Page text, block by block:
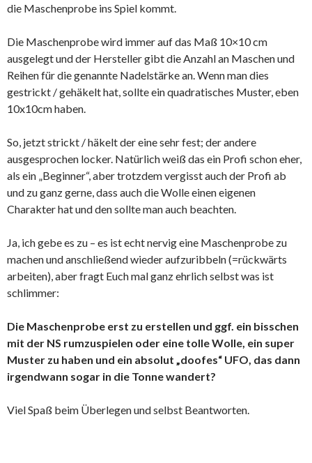
die Maschenprobe ins Spiel kommt.
Die Maschenprobe wird immer auf das Maß 10×10 cm
ausgelegt und der Hersteller gibt die Anzahl an Maschen und
Reihen für die genannte Nadelstärke an. Wenn man dies
gestrickt / gehäkelt hat, sollte ein quadratisches Muster, eben
10x10cm haben.
So, jetzt strickt / häkelt der eine sehr fest; der andere
ausgesprochen locker. Natürlich weiß das ein Profi schon eher,
als ein „Beginner“, aber trotzdem vergisst auch der Profi ab
und zu ganz gerne, dass auch die Wolle einen eigenen
Charakter hat und den sollte man auch beachten.
Ja, ich gebe es zu – es ist echt nervig eine Maschenprobe zu
machen und anschließend wieder aufzuribbeln (=rückwärts
arbeiten), aber fragt Euch mal ganz ehrlich selbst was ist
schlimmer:
Die Maschenprobe erst zu erstellen und ggf. ein bisschen
mit der NS rumzuspielen oder eine tolle Wolle, ein super
Muster zu haben und ein absolut „doofes“ UFO, das dann
irgendwann sogar in die Tonne wandert?
Viel Spaß beim Überlegen und selbst Beantworten.